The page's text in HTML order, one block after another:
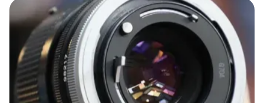
February 24, 2022